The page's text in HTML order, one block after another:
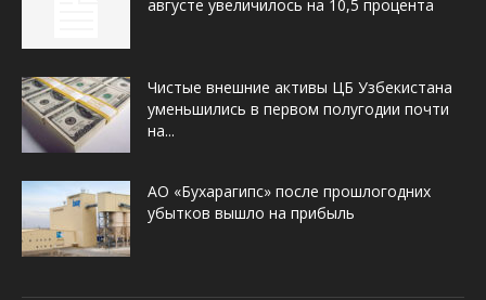
августе увеличилось на 10,5 процента
Чистые внешние активы ЦБ Узбекистана
уменьшились в первом полугодии почти
на...
АО «Бухарагипс» после прошлогодних
убытков вышло на прибыль